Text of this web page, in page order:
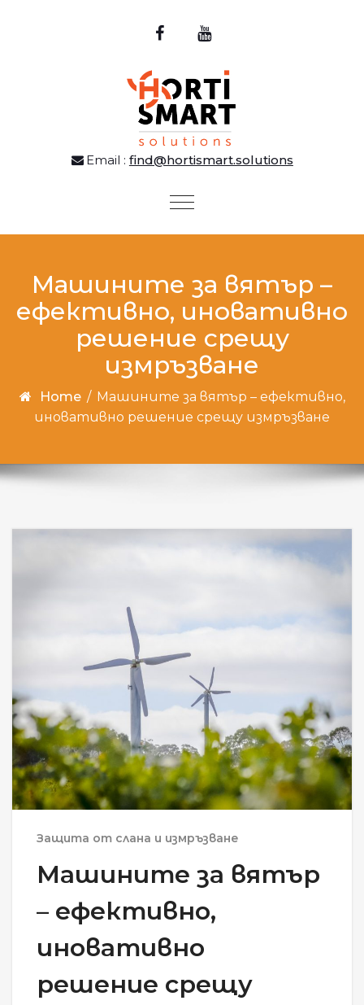
Email : find@hortismart.solutions
Toggle
Машините за вятър –
ефективно, иновативно
решение срещу
измръзване
Home / Машините за вятър – ефективно,
иновативно решение срещу измръзване
Защита от слана и измръзване
Машините за вятър
– ефективно,
иновативно
решение срещу